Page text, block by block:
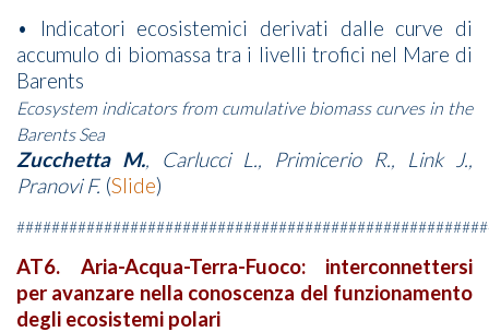
• Indicatori ecosistemici derivati dalle curve di
accumulo di biomassa tra i livelli trofici nel Mare di
Barents
Ecosystem indicators from cumulative biomass curves in the
Barents Sea
Zucchetta M., Carlucci L., Primicerio R., Link J.,
Pranovi F. (Slide)
AT6. Aria-Acqua-Terra-Fuoco: interconnettersi
per avanzare nella conoscenza del funzionamento
degli ecosistemi polari